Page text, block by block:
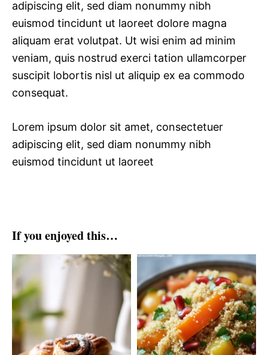
adipiscing elit, sed diam nonummy nibh
euismod tincidunt ut laoreet dolore magna
aliquam erat volutpat. Ut wisi enim ad minim
veniam, quis nostrud exerci tation ullamcorper
suscipit lobortis nisl ut aliquip ex ea commodo
consequat.
Lorem ipsum dolor sit amet, consectetuer
adipiscing elit, sed diam nonummy nibh
euismod tincidunt ut laoreet
If you enjoyed this…